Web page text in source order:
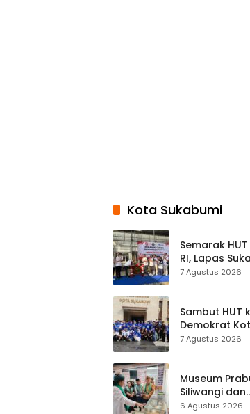
Kota Sukabumi
Semarak HUT
RI, Lapas
Resmi Gelar
7 Agustus 2026
Sambut HUT
Demokrat
Sukabumi
ASRI Lewat
Bersih Masjid
Agung
7 Agustus 2026
Museum
Siliwangi dan
Museum
6 Agustus 2026